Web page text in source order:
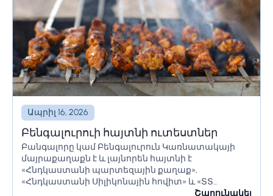
Ապրիլ 16, 2026
Բենգալուրուի հայտնի ուտեստներ
Բանգալորը կամ Բենգալուրուն Կառնատակայի
մայրաքաղաքն է և լայնորեն հայտնի է
«Հնդկաստանի պարտեզային քաղաք»,
«Հնդկաստանի Սիլիկոնային հովիտ» և «ՏՏ
կենտրոն» անուններով։ Այն ունի հսկայականՇարունակել